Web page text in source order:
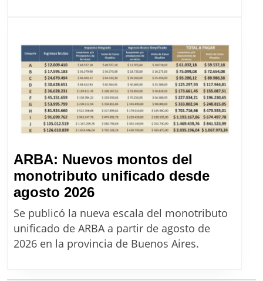
precios
de
Massalin
desde
agosto
2026
ARBA: Nuevos montos del
monotributo unificado desde
agosto 2026ARBA:
Nuevos
montos
del
Se publicó la nueva escala del monotributo
unificado de ARBA a partir de agosto de
2026 en la provincia de Buenos Aires.